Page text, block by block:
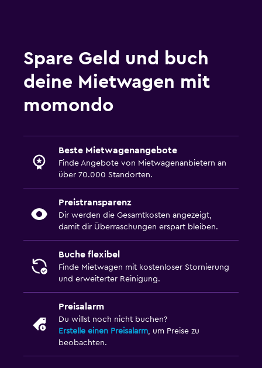
Spare Geld und buch
deine Mietwagen mit
momondo
Beste Mietwagenangebote
Finde Angebote von Mietwagenanbietern an
über 70.000 Standorten.
Preistransparenz
Dir werden die Gesamtkosten angezeigt,
damit dir Überraschungen erspart bleiben.
Buche flexibel
Finde Mietwagen mit kostenloser Stornierung
und erweiterter Reinigung.
Preisalarm
Du willst noch nicht buchen?
Erstelle einen Preisalarm, um Preise zu
beobachten.